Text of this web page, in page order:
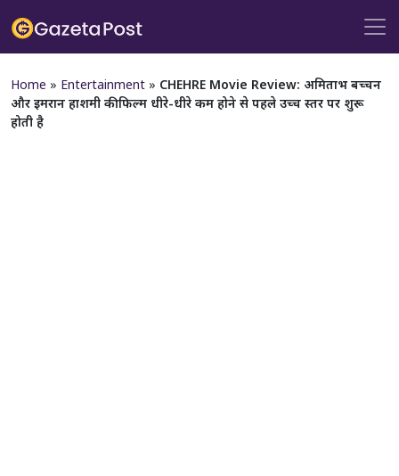
Home » Entertainment » CHEHRE Movie Review: अमिताभ बच्चन
और इमरान हाशमी की फिल्म धीरे-धीरे कम होने से पहले उच्च स्तर पर शुरू
होती है